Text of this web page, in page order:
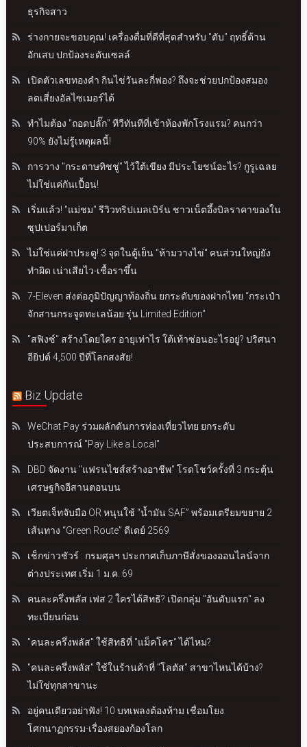
ธุรกิจสาว
ร่างกายจะขอบคุณ! เครื่องดื่มที่ดีที่สุดสำหรับ "ตับ" ฤทธิ์ต้าน
อักเสบ ปกป้องระดับเซลล์
เปิดตัวเลขทองคำ กินไข่วันละกี่ฟอง? ถึงจะช่วยปกป้องสมอง
ลดเสี่ยงอัลไซเมอร์ได้
ทำไมต้อง "ถอดปลั๊ก" ทีวีทันทีที่เข้าห้องพักโรงแรม? คนกว่า
90% ยังไม่รู้เหตุผลนี้!
การวาง "กระดาษทิชชู่" ไว้ใต้เขียง มีประโยชน์อะไร? กูรูเฉลย
ไม่ใช่แค่กันเปื้อน!
เริ่มแล้ว! "แม่ชม" รีวิวทริปเมลเบิร์น ชาวเน็ตอึ้งบิลราคาของใน
ซุปเปอร์มาเก็ต
ไม่ใช่แค่ฝาประตู! 3 จุดในตู้เย็น "ห้ามวางไข่" คนส่วนใหญ่ยัง
ทำผิด เน่าเสียไว-เชื้อราขึ้น
7-Eleven ส่งต่อภูมิปัญญาท้องถิ่น ยกระดับของฝากไทย “กระเป๋า
จักสานกระจูดทะเลน้อย รุ่น Limited Edition"
"สฟิงซ์" สร้างโดยใคร อายุเท่าไร ใต้เท้าซ่อนอะไรอยู่? ปริศนา
อียิปต์ 4,500 ปีที่โลกสงสัย!
Biz Update
WeChat Pay ร่วมผลักดันการท่องเที่ยวไทย ยกระดับ
ประสบการณ์ "Pay Like a Local"
DBD จัดงาน "แฟรนไชส์สร้างอาชีพ" โรดโชว์ครั้งที่ 3 กระตุ้น
เศรษฐกิจอีสานตอนบน
เวียตเจ็ทจับมือ OR หนุนใช้ “น้ำมัน SAF” พร้อมเตรียมขยาย 2
เส้นทาง “Green Route” ดีเดย์ 2569
เช็กข่าวชัวร์ : กรมศุลฯ ประกาศเก็บภาษีสั่งของออนไลน์จาก
ต่างประเทศ เริ่ม 1 ม.ค. 69
คนละครึ่งพลัส เฟส 2 ใครได้สิทธิ? เปิดกลุ่ม "อันดับแรก" ลง
ทะเบียนก่อน
"คนละครึ่งพลัส" ใช้สิทธิที่ "แม็คโคร" ได้ไหม?
"คนละครึ่งพลัส" ใช้ในร้านค้าที่ "โลตัส" สาขาไหนได้บ้าง?
ไม่ใช่ทุกสาขานะ
อยู่คนเดียวอย่าฟัง! 10 บทเพลงต้องห้าม เชื่อมโยง
โศกนาฏกรรม-เรื่องสยองก้องโลก